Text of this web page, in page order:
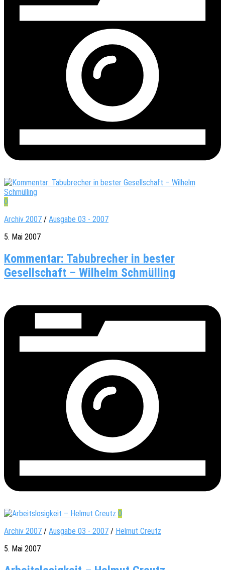
0
Archiv 2007 / Ausgabe 03 - 2007
5. Mai 2007
Kommentar: Tabubrecher in bester
Gesellschaft – Wilhelm Schmülling
0
Archiv 2007 / Ausgabe 03 - 2007 / Helmut Creutz
5. Mai 2007